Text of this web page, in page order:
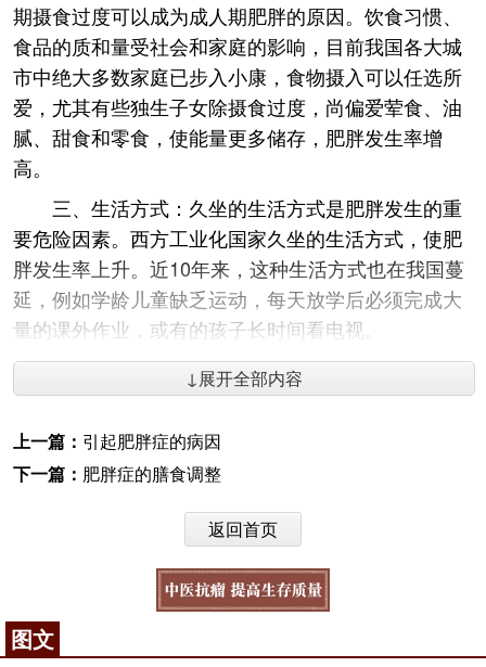
期摄食过度可以成为成人期肥胖的原因。饮食习惯、
食品的质和量受社会和家庭的影响，目前我国各大城
市中绝大多数家庭已步入小康，食物摄入可以任选所
爱，尤其有些独生子女除摄食过度，尚偏爱荤食、油
腻、甜食和零食，使能量更多储存，肥胖发生率增
高。
三、生活方式：久坐的生活方式是肥胖发生的重
要危险因素。西方工业化国家久坐的生活方式，使肥
胖发生率上升。近10年来，这种生活方式也在我国蔓
延，例如学龄儿童缺乏运动，每天放学后必须完成大
量的课外作业，或有的孩子长时间看电视。
现有观点认为，电视与肥胖有因果关系，电视中
往往会介绍大量美味、可口的食品，使小儿食欲大
增；而且在看电视过程中由于运动减少，代谢率随之
下降，从而使肥胖发生。WHO介绍的各年龄组每天能
量需要量对久坐生活的儿童可能过高。
四、环境因素：环境因素影响肥胖是很复杂的，
惯、环境污染等和肥胖的发生都有一定的关系。在人
们从贫困走向富庶的阶段，往往摄入碳水化合物过
多，而蛋白质摄入不足，这种“小康型饮食”往往会导
↓展开全部内容
上一篇： 引起肥胖症的病因
下一篇： 肥胖症的膳食调整
返回首页
图文